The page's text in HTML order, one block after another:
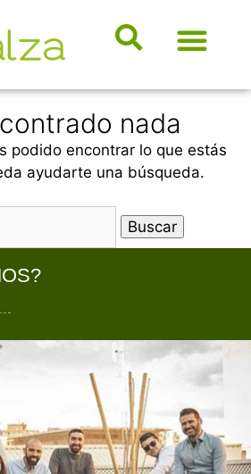
nada
podido encontrar lo que estás
ayudarte una búsqueda.